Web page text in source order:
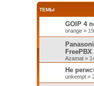
ТЕМЫ
GOIP 4
orange»
FreePBX
Azamat»
Не
unkempt»